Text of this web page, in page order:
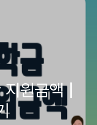
원금액 |